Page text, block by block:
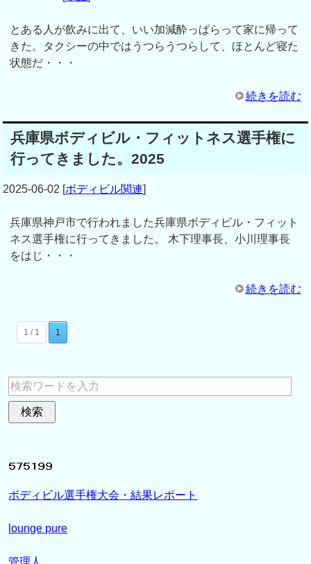
とある人が飲みに出て、いい加減酔っぱらって家に帰って
きた。タクシーの中ではうつらうつらして、ほとんど寝た
状態だ・・・
続きを読む
兵庫県ボディビル・フィットネス選手権に
行ってきました。2025
2025-06-02 [ボディビル関連]
兵庫県神戸市で行われました兵庫県ボディビル・フィット
ネス選手権に行ってきました。 木下理事長、小川理事長
をはじ・・・
続きを読む
1 / 1 1
ボディビル選手権大会・結果レポート
lounge pure
管理人